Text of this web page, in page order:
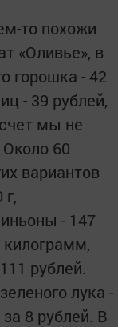
то похожи
«Оливье», в
горошка - 42
- 39 рублей,
мы не
60
вариантов
- 147
килограмм,
рублей.
лука -
8 рублей. В